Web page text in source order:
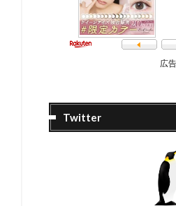
広告
Twitter